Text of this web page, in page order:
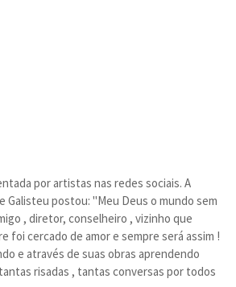
por artistas nas redes sociais. A
Galisteu postou: "Meu Deus o mundo sem
, diretor, conselheiro , vizinho que
foi cercado de amor e sempre será assim !
e através de suas obras aprendendo
risadas , tantas conversas por todos